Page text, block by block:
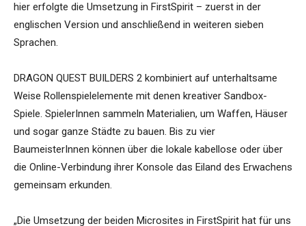
hier erfolgte die Umsetzung in FirstSpirit – zuerst in der
englischen Version und anschließend in weiteren sieben
Sprachen.
DRAGON QUEST BUILDERS 2 kombiniert auf unterhaltsame
Weise Rollenspielelemente mit denen kreativer Sandbox-
Spiele. SpielerInnen sammeln Materialien, um Waffen, Häuser
und sogar ganze Städte zu bauen. Bis zu vier
BaumeisterInnen können über die lokale kabellose oder über
die Online-Verbindung ihrer Konsole das Eiland des Erwachens
gemeinsam erkunden.
„Die Umsetzung der beiden Microsites in FirstSpirit hat für uns